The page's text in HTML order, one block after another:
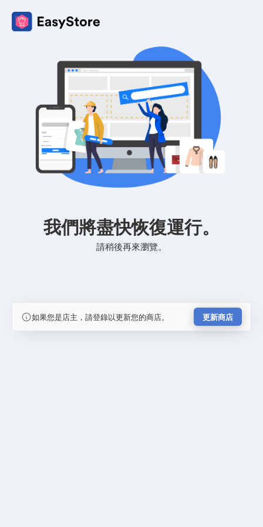
我們將盡快恢復運行。
請稍後再來瀏覽。
如果您是店主，請登錄以更新您的商店。 更新商店